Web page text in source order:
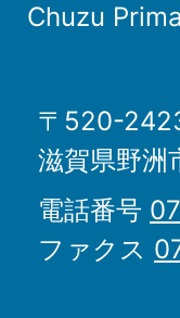
Chuzu
〒520-
滋賀県野洲
電話番号
ファクス